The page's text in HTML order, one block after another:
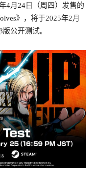
4月24日（周四）发售的
》，将于2025年2月
公开测试。